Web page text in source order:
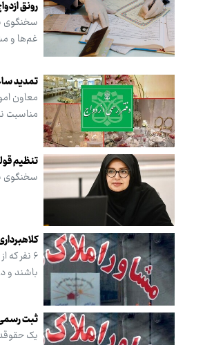
رونق
غم‌ها و مشکلات ناشی
تمدید
معاون
مناسبت
تنظیم
سخنگوی
۶ نفر
باشند و
ثبت رسمی
یک